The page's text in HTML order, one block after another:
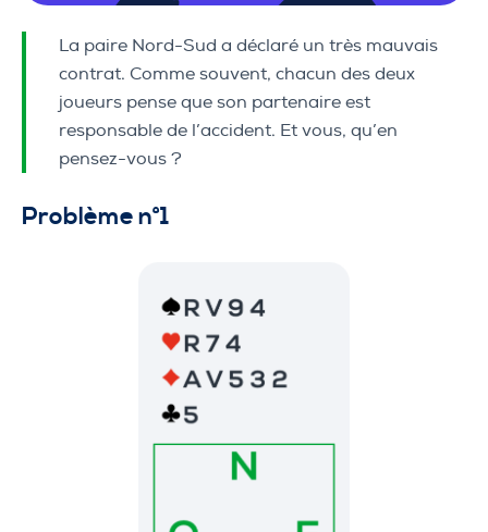
La paire Nord-Sud a déclaré un très mauvais
contrat. Comme souvent, chacun des deux
joueurs pense que son partenaire est
responsable de l’accident. Et vous, qu’en
pensez-vous ?
Problème n°1